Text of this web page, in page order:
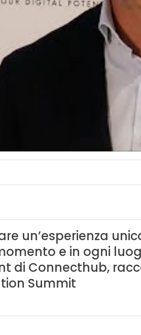
un’esperienza
e in ogni
di Connecthub,
Summit